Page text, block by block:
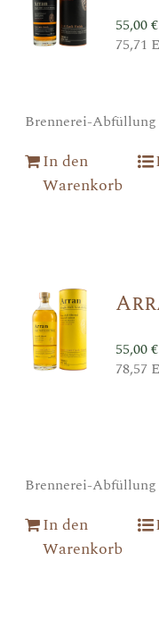
55,00€
75,71
Brennerei-Abfüllung
In den
Warenkorb
55,00€
78,57
Brennerei-Abfüllung
In den
Warenkorb